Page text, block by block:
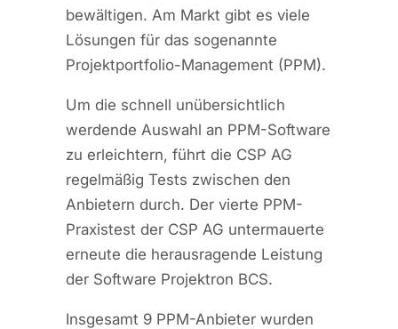
bewältigen. Am Markt gibt es viele
Lösungen für das sogenannte
Projektportfolio-Management (PPM).
Um die schnell unübersichtlich
werdende Auswahl an PPM-Software
zu erleichtern, führt die CSP AG
regelmäßig Tests zwischen den
Anbietern durch. Der vierte PPM-
Praxistest der CSP AG untermauerte
erneute die herausragende Leistung
der Software Projektron BCS.
Insgesamt 9 PPM-Anbieter wurden